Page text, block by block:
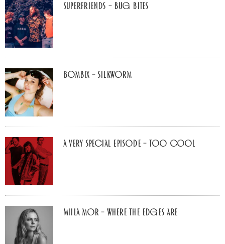
Superfriends – Bug Bites
Bombix – Silkworm
A Very Special Episode – Too Cool
Miila Mor – Where The Edges Are